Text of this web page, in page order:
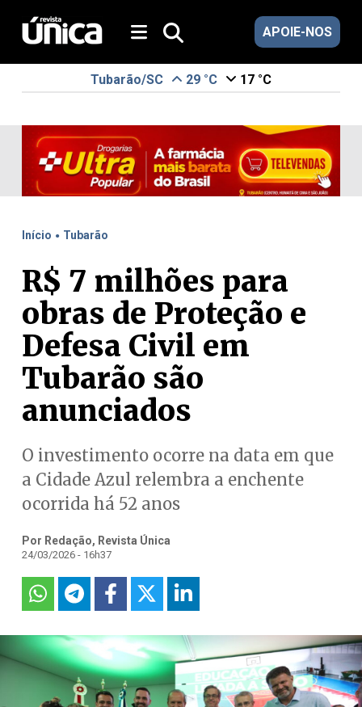
APOIE-NOS
Tubarão/SC 29 °C 17 °C
Início . Tubarão
R$ 7 milhões para
obras de Proteção e
Defesa Civil em
Tubarão são
anunciados
O investimento ocorre na data em que
a Cidade Azul relembra a enchente
ocorrida há 52 anos
Por Redação, Revista Única
24/03/2026 - 16h37